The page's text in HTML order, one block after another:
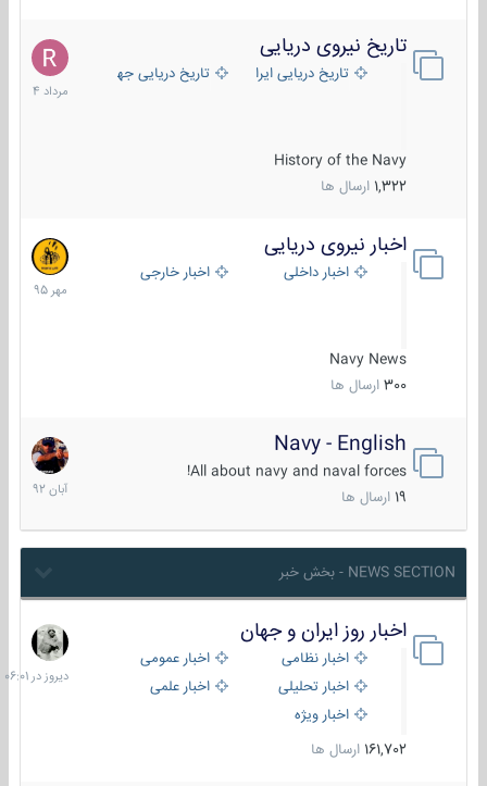
تاریخ نیروی دریایی
تاریخ دریایی ایران تاریخ دریایی جهان
History of the Navy
1,322 ارسال ها
16
مرداد
1404
اخبار نیروی دریایی
اخبار داخلی اخبار خارجی
Navy News
300 ارسال ها
27
مهر
1395
Navy - English
All about navy and naval forces!
ارسال ها
22
آبان
1392
NEWS SECTION - بخش خبر
اخبار روز ایران و جهان
اخبار نظامی
اخبار عمومی
اخبار تحلیلی
اخبار علمی
اخبار ویژه
161,702 ارسال ها
دیروز
در
06:01